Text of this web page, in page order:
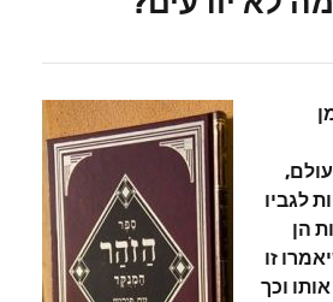
לגביו
הן
זו
וכך